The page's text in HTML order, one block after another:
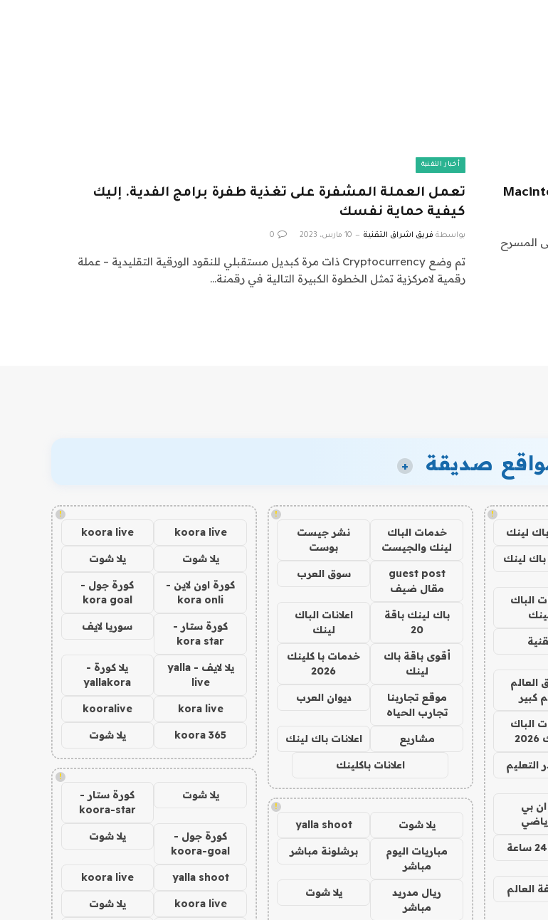
المسرح
أخبار التقنية
تعمل العملة المشفرة على تغذية طفرة برامج الفدية. إليك
كيفية حماية نفسك
بواسطة فريق اشراق التقنية 10 مارس، 2023 0
تم وضع Cryptocurrency ذات مرة كبديل مستقبلي للنقود الورقية التقليدية – عملة
رقمية لامركزية تمثل الخطوة الكبيرة التالية في رقمنة…
صديقة +
!
لينك
باك لينك
الباك
العالم
كبير
الباك
التعليم
ان بي
العالم
!
خدمات الباك
لينك والجيست
نشر جيست
بوست
guest post
مقال ضيف
سوق العرب
باك لينك باقة
20
اعلانات الباك
لينك
أقوى باقة باك
لينك
خدمات با كلينك
2026
موقع تجاربنا
تجارب الحياه
ديوان العرب
مشاريع اعلانات باك لينك
اعلانات باكلينك
!
يلا شوت yalla shoot
مباريات اليوم
مباشر
برشلونة مباشر
ريال مدريد
مباشر
يلا شوت
!
koora live
koora live
يلا شوت يلا شوت
كورة اون لاين -
kora onli
كورة جول -
kora goal
كورة ستار -
kora star
سوريا لايف
يلا لايف - yalla
live
يلا كورة -
yallakora
kora live
kooralive
koora 365 يلا شوت
!
يلا شوت
كورة ستار -
koora-star
كورة جول -
koora-goal
يلا شوت
yalla shoot
koora live
koora live يلا شوت